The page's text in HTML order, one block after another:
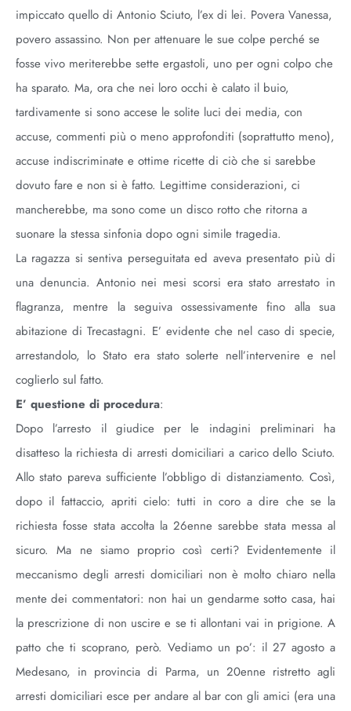
impiccato quello di Antonio Sciuto, l’ex di lei. Povera Vanessa,
povero assassino. Non per attenuare le sue colpe perché se
fosse vivo meriterebbe sette ergastoli, uno per ogni colpo che
ha sparato. Ma, ora che nei loro occhi è calato il buio,
tardivamente si sono accese le solite luci dei media, con
accuse, commenti più o meno approfonditi (soprattutto meno),
accuse indiscriminate e ottime ricette di ciò che si sarebbe
dovuto fare e non si è fatto. Legittime considerazioni, ci
mancherebbe, ma sono come un disco rotto che ritorna a
suonare la stessa sinfonia dopo ogni simile tragedia.
La ragazza si sentiva perseguitata ed aveva presentato più di
una denuncia. Antonio nei mesi scorsi era stato arrestato in
flagranza, mentre la seguiva ossessivamente fino alla sua
abitazione di Trecastagni. E’ evidente che nel caso di specie,
arrestandolo, lo Stato era stato solerte nell’intervenire e nel
coglierlo sul fatto.
E’ questione di procedura:
Dopo l’arresto il giudice per le indagini preliminari ha
disatteso la richiesta di arresti domiciliari a carico dello Sciuto.
Allo stato pareva sufficiente l’obbligo di distanziamento. Così,
dopo il fattaccio, apriti cielo: tutti in coro a dire che se la
richiesta fosse stata accolta la 26enne sarebbe stata messa al
sicuro. Ma ne siamo proprio così certi? Evidentemente il
meccanismo degli arresti domiciliari non è molto chiaro nella
mente dei commentatori: non hai un gendarme sotto casa, hai
la prescrizione di non uscire e se ti allontani vai in prigione. A
patto che ti scoprano, però. Vediamo un po’: il 27 agosto a
Medesano, in provincia di Parma, un 20enne ristretto agli
arresti domiciliari esce per andare al bar con gli amici (era una